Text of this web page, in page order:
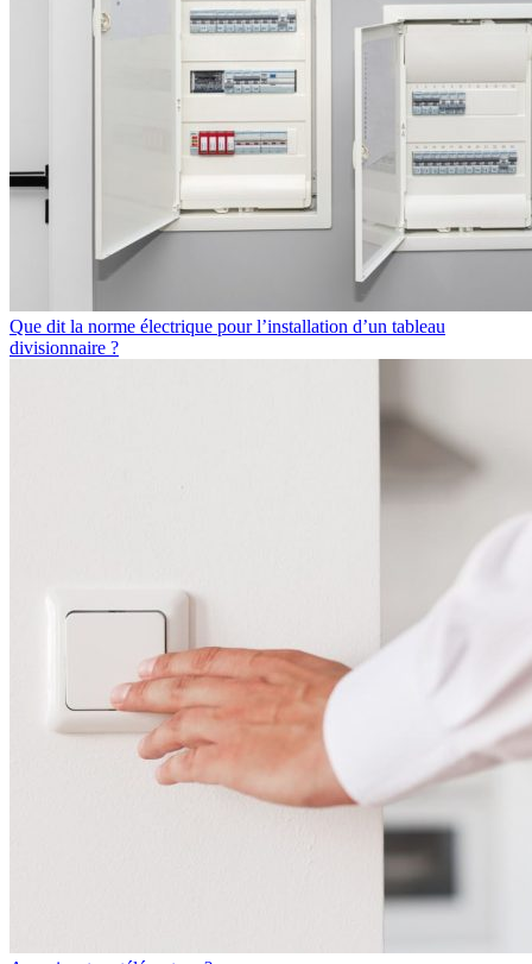
Que dit la norme électrique pour l’installation d’un tableau
divisionnaire ?